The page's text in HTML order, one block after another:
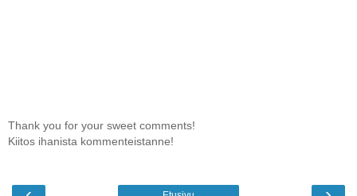
Thank you for your sweet comments!
Kiitos ihanista kommenteistanne!